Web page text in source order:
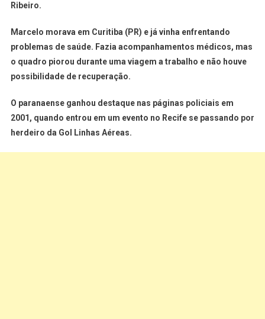
Ribeiro.
Marcelo morava em Curitiba (PR) e já vinha enfrentando
problemas de saúde. Fazia acompanhamentos médicos, mas
o quadro piorou durante uma viagem a trabalho e não houve
possibilidade de recuperação.
O paranaense ganhou destaque nas páginas policiais em
2001, quando entrou em um evento no Recife se passando por
herdeiro da Gol Linhas Aéreas.